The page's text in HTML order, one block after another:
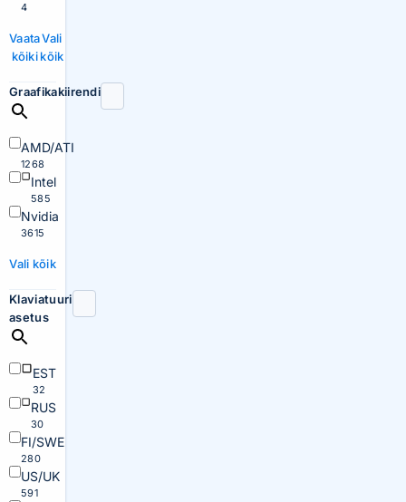
4
Vaata
kõiki
Vali
kõik
Graafikakiirendi
AMD/ATI
1268
Intel
585
Nvidia
3615
Vali kõik
Klaviatuuri
asetus
EST
32
RUS
30
FI/SWE
280
US/UK
591